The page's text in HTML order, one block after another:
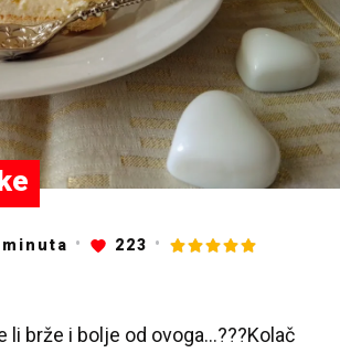
minuta 223
li brže i bolje od ovoga...???Kolač